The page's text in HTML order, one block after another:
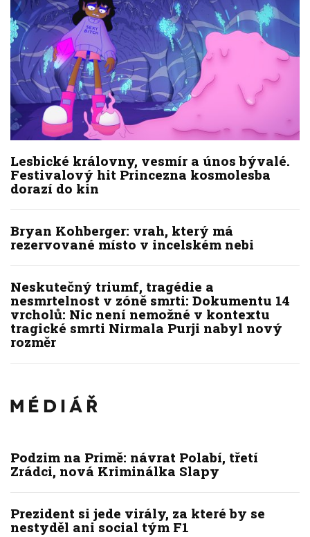
Lesbické královny, vesmír a únos bývalé.
Festivalový hit Princezna kosmolesba
dorazí do kin
Bryan Kohberger: vrah, který má
rezervované místo v incelském nebi
Neskutečný triumf, tragédie a
nesmrtelnost v zóně smrti: Dokumentu 14
vrcholů: Nic není nemožné v kontextu
tragické smrti Nirmala Purji nabyl nový
rozměr
Podzim na Primě: návrat Polabí, třetí
Zrádci, nová Kriminálka Slapy
Prezident si jede virály, za které by se
nestyděl ani social tým F1